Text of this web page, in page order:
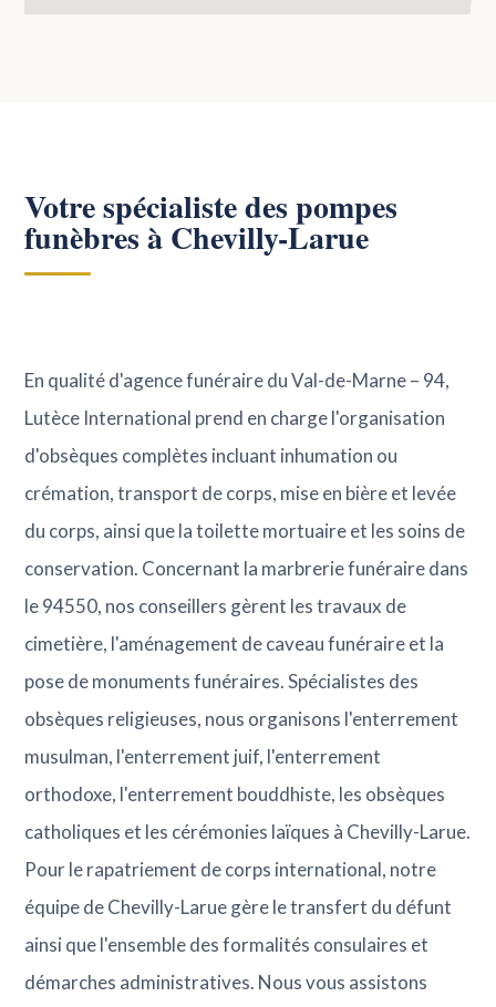
Votre spécialiste des pompes
funèbres à Chevilly-Larue
En qualité d'agence funéraire du Val-de-Marne – 94,
Lutèce International prend en charge l'organisation
d'obsèques complètes incluant inhumation ou
crémation, transport de corps, mise en bière et levée
du corps, ainsi que la toilette mortuaire et les soins de
conservation. Concernant la marbrerie funéraire dans
le 94550, nos conseillers gèrent les travaux de
cimetière, l'aménagement de caveau funéraire et la
pose de monuments funéraires. Spécialistes des
obsèques religieuses, nous organisons l'enterrement
musulman, l'enterrement juif, l'enterrement
orthodoxe, l'enterrement bouddhiste, les obsèques
catholiques et les cérémonies laïques à Chevilly-Larue.
Pour le rapatriement de corps international, notre
équipe de Chevilly-Larue gère le transfert du défunt
ainsi que l'ensemble des formalités consulaires et
démarches administratives. Nous vous assistons